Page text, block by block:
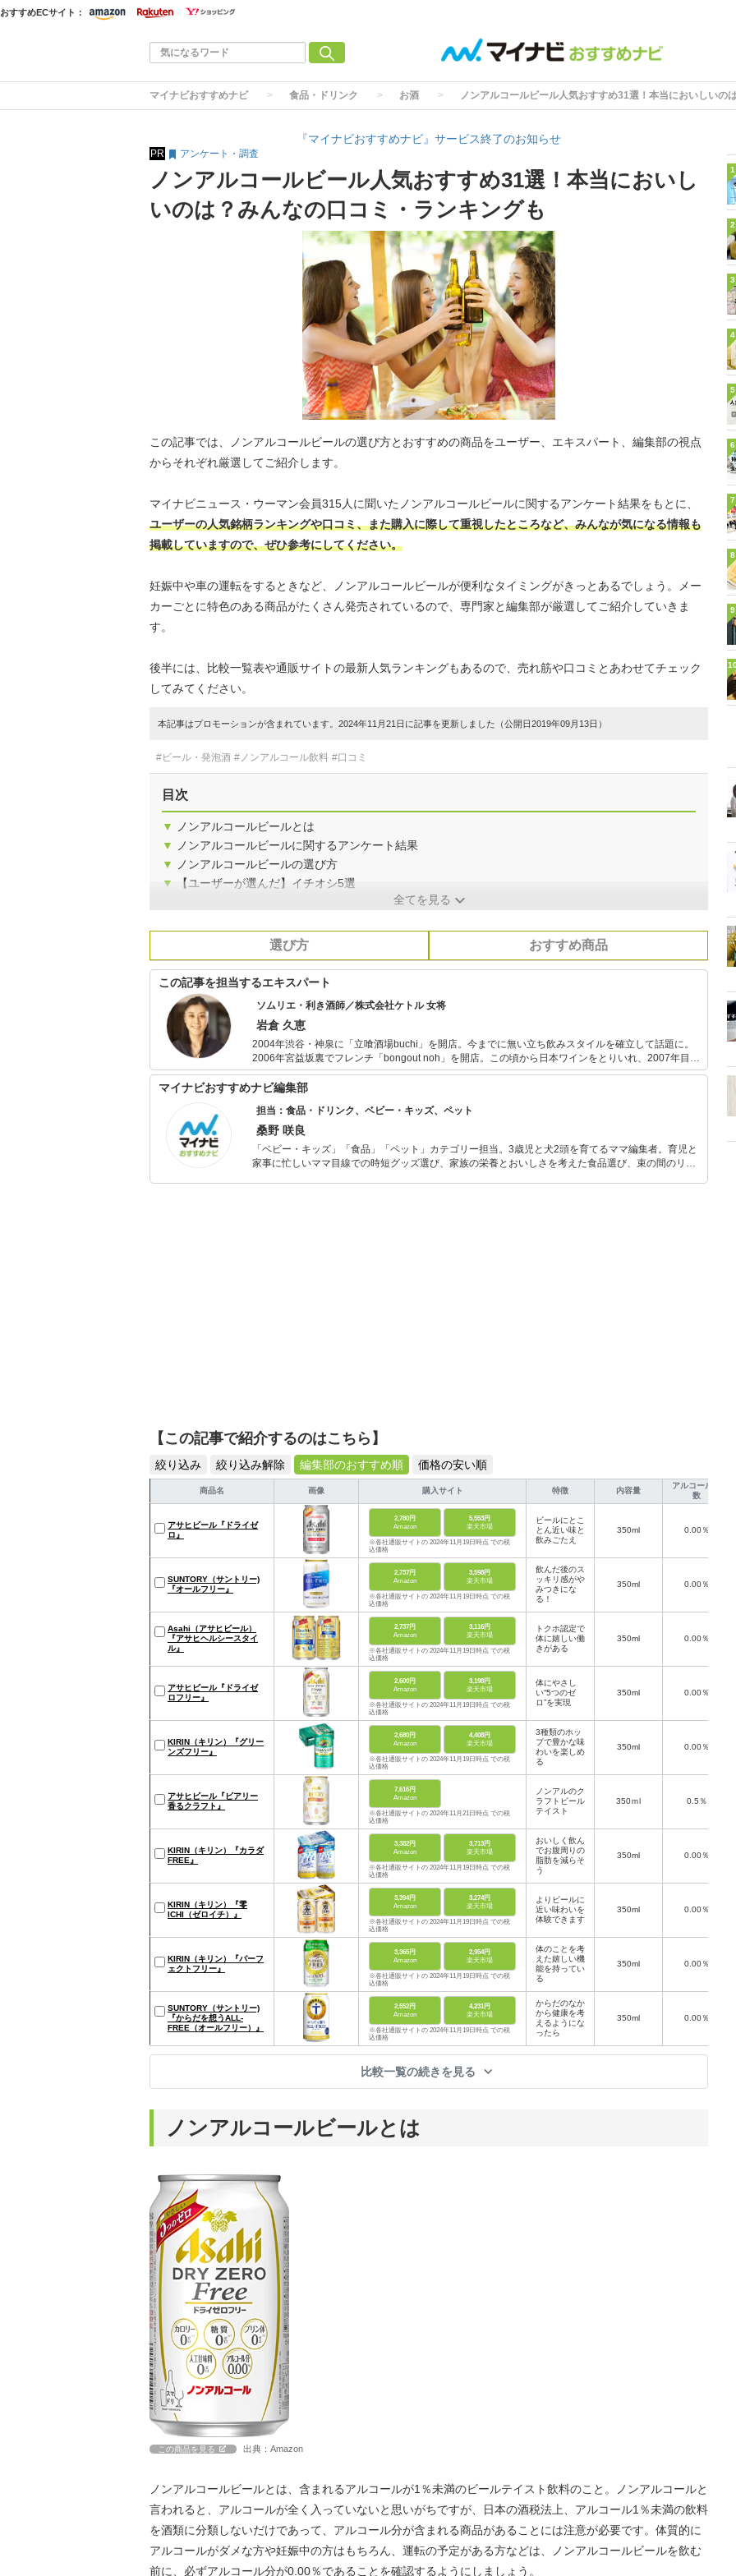
おすすめECサイト：
マイナビおすすめナビ 食品・ドリンク お酒 ノンアルコールビール人気おすすめ31選！本当においしいの
『マイナビおすすめナビ』サービス終了のお知らせ
PR アンケート・調査
ノンアルコールビール人気おすすめ31選！本当においし
いのは？みんなの口コミ・ランキングも
この記事では、ノンアルコールビールの選び方とおすすめの商品をユーザー、エキスパート、編集部の視点
からそれぞれ厳選してご紹介します。
マイナビニュース・ウーマン会員315人に聞いたノンアルコールビールに関するアンケート結果をもとに、
ユーザーの人気銘柄ランキングや口コミ、また購入に際して重視したところなど、みんなが気になる情報も
掲載していますので、ぜひ参考にしてください。
妊娠中や車の運転をするときなど、ノンアルコールビールが便利なタイミングがきっとあるでしょう。メー
カーごとに特色のある商品がたくさん発売されているので、専門家と編集部が厳選してご紹介していきま
す。
後半には、比較一覧表や通販サイトの最新人気ランキングもあるので、売れ筋や口コミとあわせてチェック
してみてください。
本記事はプロモーションが含まれています。2024年11月21日に記事を更新しました（公開日2019年09月13日）
#ビール・発泡酒 #ノンアルコール飲料 #口コミ
目次
▼
ノンアルコールビールとは
▼
ノンアルコールビールに関するアンケート結果
▼
ノンアルコールビールの選び方
▼
【ユーザーが選んだ】イチオシ5選
全てを見る
選び方 おすすめ商品
この記事を担当するエキスパート
ソムリエ・利き酒師／株式会社ケトル 女将
岩倉 久恵
2004年渋谷・神泉に「立喰酒場buchi」を開店。今までに無い立ち飲みスタイルを確立して話題に。
2006年宮益坂裏でフレンチ「bongout noh」を開店。この頃から日本ワインをとりいれ、2007年目黒
に「キッチセロ」を開店し本格的に日本ワインを提供。 2018年6月に浅草に「la maison du 一升vin」
を開店し、一升瓶の日本ワインの美味しさを伝えるべく奮闘中。 ここ15年は特に日本のワインや日本
マイナビおすすめナビ編集部
担当：食品・ドリンク、ベビー・キッズ、ペット
桑野 咲良
「ベビー・キッズ」「食品」「ペット」カテゴリー担当。3歳児と犬2頭を育てるママ編集者。育児と
家事に忙しいママ目線での時短グッズ選び、家族の栄養とおいしさを考えた食品選び、束の間のリラ
【この記事で紹介するのはこちら】
絞り込み 絞り込み解除 編集部のおすすめ順 価格の安い順
商品名 画像 購入サイト 特徴 内容量
アルコール度
数
アサヒビール『ドライゼ
ロ』
2,780円
Amazon
5,553円
楽天市場
※各社通販サイトの 2024年11月19日時点 での税
込価格
ビールにとこ
とん近い味と
飲みごたえ
350ml 0.00％
SUNTORY（サントリー)
『オールフリー』
2,737円
Amazon
3,598円
楽天市場
※各社通販サイトの 2024年11月19日時点 での税
込価格
飲んだ後のス
ッキリ感がや
みつきにな
る！
350ml 0.00％
Asahi（アサヒビール）
『アサヒヘルシースタイ
ル』
2,737円
Amazon
3,116円
楽天市場
※各社通販サイトの 2024年11月19日時点 での税
込価格
トクホ認定で
体に嬉しい働
きがある
350ml 0.00％
アサヒビール『ドライゼ
ロフリー』
2,600円
Amazon
3,198円
楽天市場
※各社通販サイトの 2024年11月19日時点 での税
込価格
体にやさし
い“5つのゼ
ロ”を実現
350ml 0.00％
KIRIN（キリン）『グリー
ンズフリー』
2,680円
Amazon
4,408円
楽天市場
※各社通販サイトの 2024年11月19日時点 での税
込価格
3種類のホッ
プで豊かな味
わいを楽しめ
る
350ml 0.00％
アサヒビール『ビアリー
香るクラフト』
7,616円
Amazon
※各社通販サイトの 2024年11月21日時点 での税
込価格
ノンアルのク
ラフトビール
テイスト
350ｍl 0.5％
KIRIN（キリン）『カラダ
FREE』
3,382円
Amazon
3,713円
楽天市場
※各社通販サイトの 2024年11月19日時点 での税
込価格
おいしく飲ん
でお腹周りの
脂肪を減らそ
う
350ml 0.00％
KIRIN（キリン）『零
ICHI（ゼロイチ）』
3,394円
Amazon
3,274円
楽天市場
※各社通販サイトの 2024年11月19日時点 での税
込価格
よりビールに
近い味わいを
体験できます
350ml 0.00％
KIRIN（キリン）『パーフ
ェクトフリー』
3,365円
Amazon
2,954円
楽天市場
※各社通販サイトの 2024年11月19日時点 での税
込価格
体のことを考
えた嬉しい機
能を持ってい
る
350ml 0.00％
SUNTORY（サントリー)
『からだを想うALL-
FREE（オールフリー）』
2,552円
Amazon
4,231円
楽天市場
※各社通販サイトの 2024年11月19日時点 での税
込価格
からだのなか
から健康を考
えるようにな
ったら
350ml 0.00％
比較一覧の続きを見る
ノンアルコールビールとは
この商品を見る 出典：Amazon
ノンアルコールビールとは、含まれるアルコールが1％未満のビールテイスト飲料のこと。ノンアルコールと
言われると、アルコールが全く入っていないと思いがちですが、日本の酒税法上、アルコール1％未満の飲料
を酒類に分類しないだけであって、アルコール分が含まれる商品があることには注意が必要です。体質的に
アルコールがダメな方や妊娠中の方はもちろん、運転の予定がある方などは、ノンアルコールビールを飲む
前に、必ずアルコール分が0.00％であることを確認するようにしましょう。
1
2
3
4
5
6
7
8
9